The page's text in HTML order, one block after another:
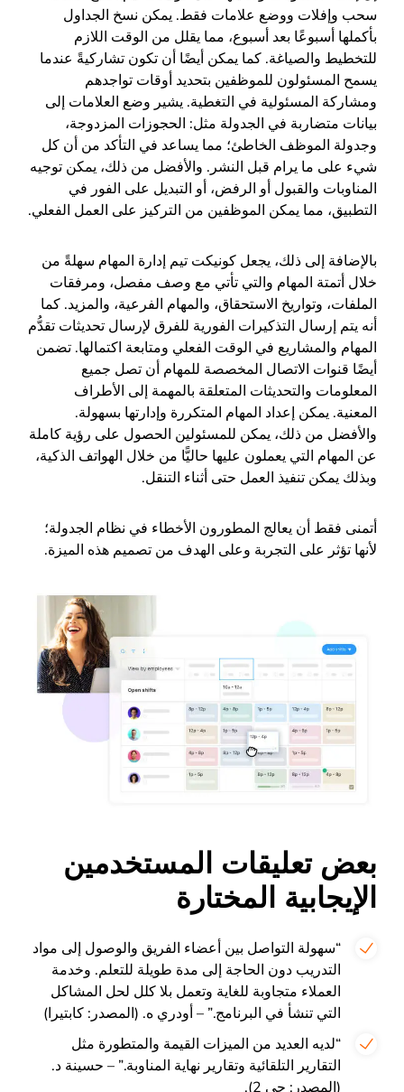
سحب وإفلات ووضع علامات فقط. يمكن نسخ الجداول
بأكملها أسبوعًا بعد أسبوع، مما يقلل من الوقت اللازم
للتخطيط والصياغة. كما يمكن أيضًا أن تكون تشاركيةً عندما
يسمح المسئولون للموظفين بتحديد أوقات تواجدهم
ومشاركة المسئولية في التغطية. يشير وضع العلامات إلى
بيانات متضاربة في الجدولة مثل: الحجوزات المزدوجة،
وجدولة الموظف الخاطئ؛ مما يساعد في التأكد من أن كل
شيء على ما يرام قبل النشر. والأفضل من ذلك، يمكن توجيه
المناوبات والقبول أو الرفض، أو التبديل على الفور في
التطبيق، مما يمكن الموظفين من التركيز على العمل الفعلي.
بالإضافة إلى ذلك، يجعل كونيكت تيم إدارة المهام سهلةً من
خلال أتمتة المهام والتي تأتي مع وصف مفصل، ومرفقات
الملفات، وتواريخ الاستحقاق، والمهام الفرعية، والمزيد. كما
أنه يتم إرسال التذكيرات الفورية للفرق لإرسال تحديثات تقدُّم
المهام والمشاريع في الوقت الفعلي ومتابعة اكتمالها. تضمن
أيضًا قنوات الاتصال المخصصة للمهام أن تصل جميع
المعلومات والتحديثات المتعلقة بالمهمة إلى الأطراف
المعنية. يمكن إعداد المهام المتكررة وإدارتها بسهولة.
والأفضل من ذلك، يمكن للمسئولين الحصول على رؤية كاملة
عن المهام التي يعملون عليها حاليًّا من خلال الهواتف الذكية،
وبذلك يمكن تنفيذ العمل حتى أثناء التنقل.
أتمنى فقط أن يعالج المطورون الأخطاء في نظام الجدولة؛
لأنها تؤثر على التجربة وعلى الهدف من تصميم هذه الميزة.
بعض تعليقات المستخدمين
الإيجابية المختارة
“سهولة التواصل بين أعضاء الفريق والوصول إلى مواد
التدريب دون الحاجة إلى مدة طويلة للتعلم. وخدمة
العملاء متجاوبة للغاية وتعمل بلا كلل لحل المشاكل
التي تنشأ في البرنامج.” – أودري ه. (المصدر: كابتيرا)
“لديه العديد من الميزات القيمة والمتطورة مثل
التقارير التلقائية وتقارير نهاية المناوبة.” – حسينة د.
(المصدر: جي 2).